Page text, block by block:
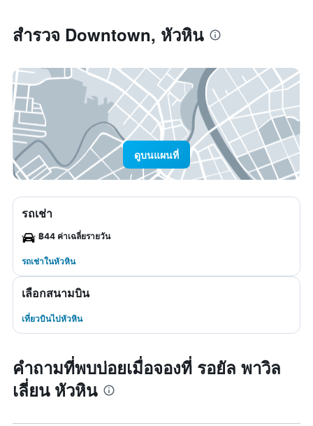
สำรวจ Downtown, หัวหิน
ดูบนแผนที่
รถเช่า
฿44 ค่าเฉลี่ยรายวัน
รถเช่าในหัวหิน
เลือกสนามบิน
เที่ยวบินไปหัวหิน
คำถามที่พบบ่อยเมื่อจองที่ รอยัล พาวิล
เลี่ยน หัวหิน